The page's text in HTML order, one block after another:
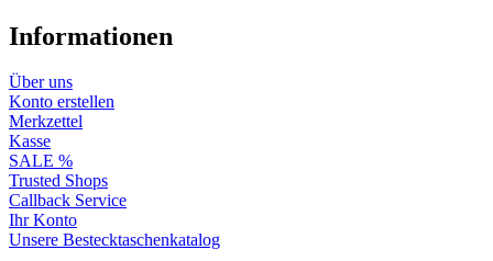
Informationen
Über uns
Konto erstellen
Merkzettel
Kasse
SALE %
Trusted Shops
Callback Service
Ihr Konto
Unsere Bestecktaschenkatalog